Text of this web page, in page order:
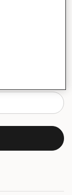
disponibile